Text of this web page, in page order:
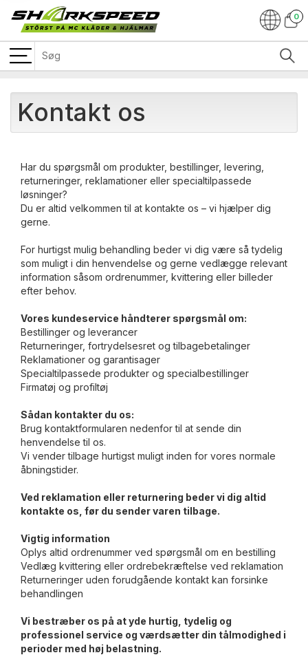
0
Kontakt os
Har du spørgsmål om produkter, bestillinger, levering,
returneringer, reklamationer eller specialtilpassede
løsninger?
Du er altid velkommen til at kontakte os – vi hjælper dig
gerne.
For hurtigst mulig behandling beder vi dig være så tydelig
som muligt i din henvendelse og gerne vedlægge relevant
information såsom ordrenummer, kvittering eller billeder
efter behov.
Vores kundeservice håndterer spørgsmål om:
Bestillinger og leverancer
Returneringer, fortrydelsesret og tilbagebetalinger
Reklamationer og garantisager
Specialtilpassede produkter og specialbestillinger
Firmatøj og profiltøj
Sådan kontakter du os:
Brug kontaktformularen nedenfor til at sende din
henvendelse til os.
Vi vender tilbage hurtigst muligt inden for vores normale
åbningstider.
Ved reklamation eller returnering beder vi dig altid
kontakte os, før du sender varen tilbage.
Vigtig information
Oplys altid ordrenummer ved spørgsmål om en bestilling
Vedlæg kvittering eller ordrebekræftelse ved reklamation
Returneringer uden forudgående kontakt kan forsinke
behandlingen
Vi bestræber os på at yde hurtig, tydelig og
professionel service og værdsætter din tålmodighed i
perioder med høj belastning.